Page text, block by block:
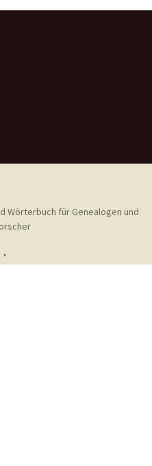
Wörterbuch für Genealogen und
*